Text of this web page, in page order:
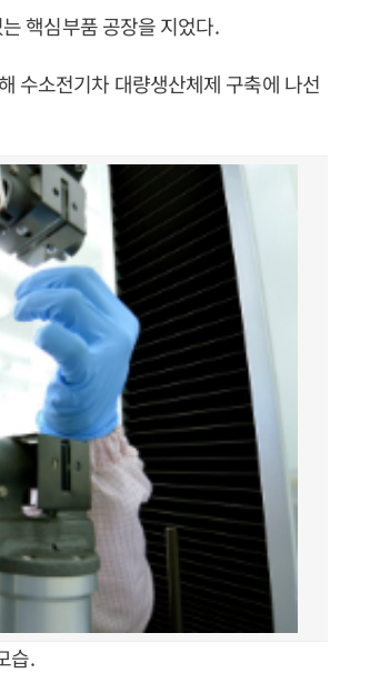
핵심부품 공장을 지었다.
수소전기차 대량생산체제 구축에 나선
습.